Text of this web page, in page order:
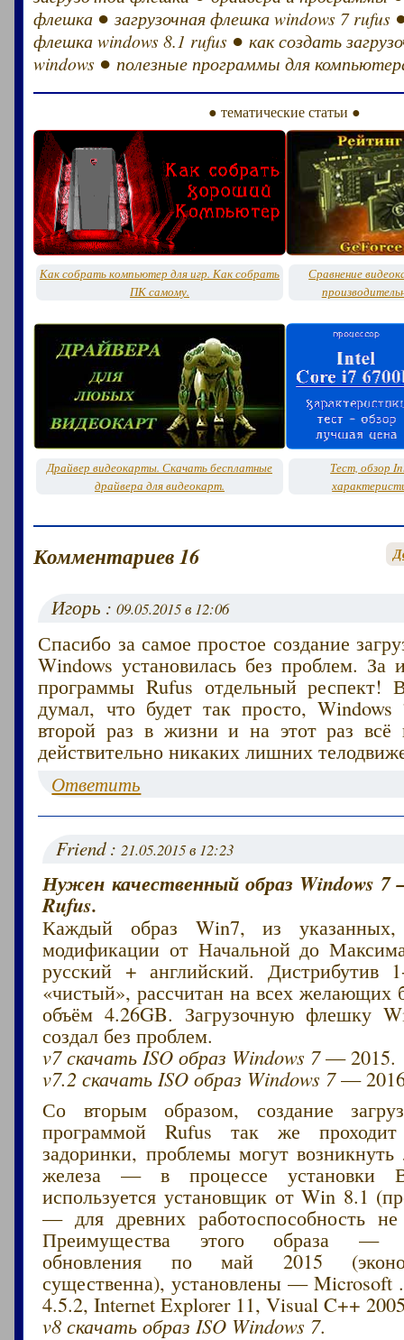
флешка ●загрузочная флешка windows 7 rufus
флешка windows 8.1 rufus ●как создать
windows ● полезные программы для
● тематические статьи ●
Как собрать компьютер для игр. Как собрать
ПК самому.
Сравнение
Драйвер видеокарты. Скачать бесплатные
драйвера для видеокарт.
Тест, обзор
Комментариев 16
Игорь :09.05.2015 в 12:06
Спасибо за самое простое создание
Windows установилась без проблем. За
программы Rufus отдельный респект!
думал, что будет так просто, Windows
второй раз в жизни и на этот раз всё
действительно никаких лишних
Ответить
Friend :21.05.2015 в 12:23
Нужен качественный образ Windows 7
Rufus.
Каждый образ Win7, из указанных,
модификации от Начальной до
русский + английский. Дистрибутив
«чистый», рассчитан на всех желающих
объём 4.26GB. Загрузочную флешку
создал без проблем.
v7 скачать ISO образ Windows 7— 2015.
v7.2 скачать ISO образ Windows 7—
Со вторым образом, создание
программой Rufus так же
задоринки, проблемы могут
железа — в процессе установки
используется установщик от Win 8.1
— для древних работоспособность не
Преимущества этого образа —
обновления по май 2015
существенна), установлены — Microsoft
4.5.2, Internet Explorer 11, Visual C++
v8 скачать образ ISO Windows 7.